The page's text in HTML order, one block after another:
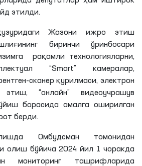
этилди.
Жазони ижро этиш
биринчи ўринбосари
рақамли технологияларни,
“Smart” камералар,
сканер қурилмаси, электрон
“онлайн” видеоучрашув
борасида амалга оширилган
берди.
Омбудсман томонидан
олиш бўйича 2024 йил 1 чоракда
мониторинг ташрифларида